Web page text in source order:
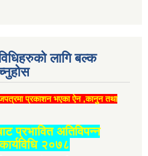
लागि बल्क
प्रकाशन भएका ऐन ,कानुन तथा
प्रभावित अतिविपन्न
२०७८